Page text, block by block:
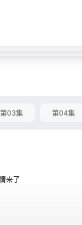
第03集 第04集